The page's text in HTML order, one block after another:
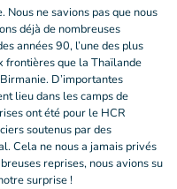
Nous ne savions pas que nous
déjà de nombreuses
années 90, l’une des plus
frontières que la Thaïlande
D’importantes
lieu dans les camps de
ont été pour le HCR
soutenus par des
Cela ne nous a jamais privés
reprises, nous avions su
surprise !